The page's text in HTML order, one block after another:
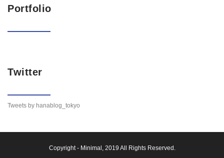
Portfolio
Twitter
Tweets by hanablog_tokyo
Copyright - Minimal , 2019 All Rights Reserved.